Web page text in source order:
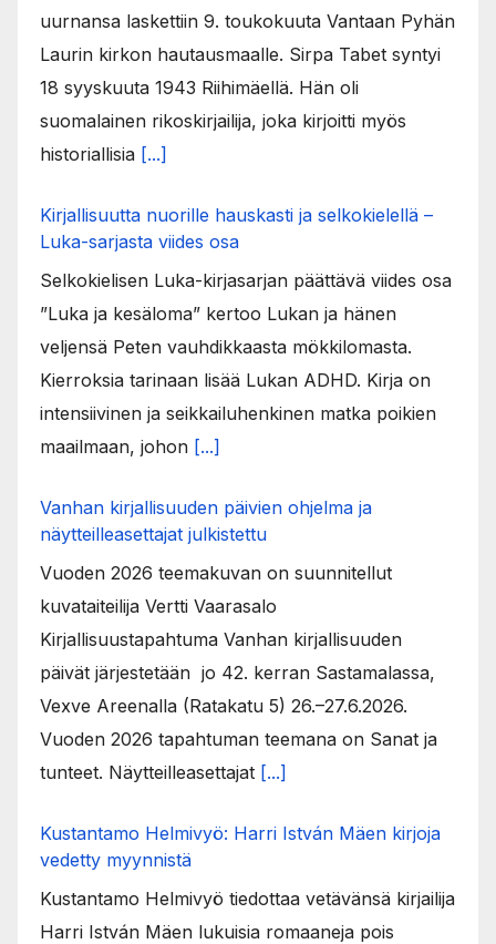
uurnansa laskettiin 9. toukokuuta Vantaan Pyhän
Laurin kirkon hautausmaalle. Sirpa Tabet syntyi
18 syyskuuta 1943 Riihimäellä. Hän oli
suomalainen rikoskirjailija, joka kirjoitti myös
historiallisia [...]
Kirjallisuutta nuorille hauskasti ja selkokielellä –
Luka-sarjasta viides osa
Selkokielisen Luka-kirjasarjan päättävä viides osa
”Luka ja kesäloma” kertoo Lukan ja hänen
veljensä Peten vauhdikkaasta mökkilomasta.
Kierroksia tarinaan lisää Lukan ADHD. Kirja on
intensiivinen ja seikkailuhenkinen matka poikien
maailmaan, johon [...]
Vanhan kirjallisuuden päivien ohjelma ja
näytteilleasettajat julkistettu
Vuoden 2026 teemakuvan on suunnitellut
kuvataiteilija Vertti Vaarasalo
Kirjallisuustapahtuma Vanhan kirjallisuuden
päivät järjestetään jo 42. kerran Sastamalassa,
Vexve Areenalla (Ratakatu 5) 26.–27.6.2026.
Vuoden 2026 tapahtuman teemana on Sanat ja
tunteet. Näytteilleasettajat [...]
Kustantamo Helmivyö: Harri István Mäen kirjoja
vedetty myynnistä
Kustantamo Helmivyö tiedottaa vetävänsä kirjailija
Harri István Mäen lukuisia romaaneja pois